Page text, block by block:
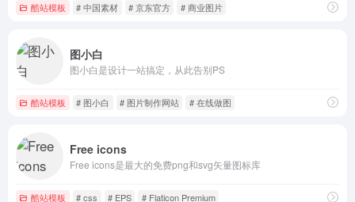
酷站模板 # 中国素材 # 京东官方 # 商业图片
图小白
图小白是设计一站搞定，从此告别PS
酷站模板 # 图小白 # 图片制作网站 # 在线做图
Free icons
Free icons是最大的免费png和svg矢量图标库
酷站模板 # css # EPS # Flaticon Premium